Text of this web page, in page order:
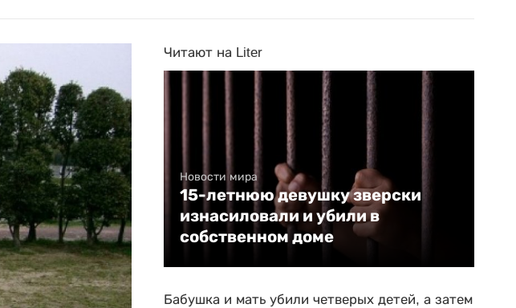
Читают на Liter
Новости мира
15-летнюю девушку зверски
изнасиловали и убили в
собственном доме
Бабушка и мать убили четверых детей, а затем